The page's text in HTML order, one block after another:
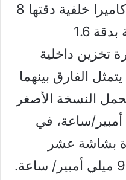
ويحمل إصدارا الحاسوب كاميرا خلفية دقتها 8
ميجابكسل، وأخرى أمامية بدقة 1.6
تخزين داخلية
يتمثل الفارق بينهما
النسخة الأصغر
6400 ميلي أمبير/ساعة، في
بشاشة عشر